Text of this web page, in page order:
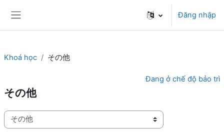
Đăng nhập
Khoá học その他
Đang ở chế độ bảo trì
その他
Danh mục khoá học